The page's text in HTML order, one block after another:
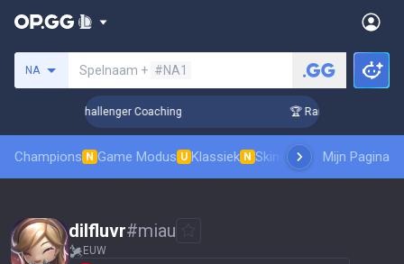
NA Spelnaam + #NA1
in 3 Days! Challenger Coaching 🏆 Rank Up in 3 Days!
Champions N Game Modus U Klassiek N SkinsranglijstMijn Pagina
dilfluvr#miau
EUW